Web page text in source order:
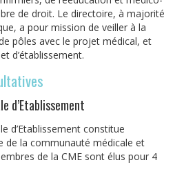
de droit. Le directoire, à majorité
a pour mission de veiller à la
pôles avec le projet médical, et
d’établissement.
d’Etablissement
d’Etablissement constitue
de la communauté médicale et
de la CME sont élus pour 4